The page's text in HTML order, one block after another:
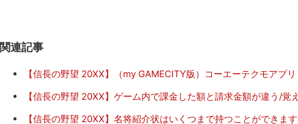
関連記事
【信長の野望 20XX】（my GAMECITY版）コーエーテクモアプ
【信長の野望 20XX】ゲーム内で課金した額と請求金額が違う/覚
【信長の野望 20XX】名将紹介状はいくつまで持つことができま